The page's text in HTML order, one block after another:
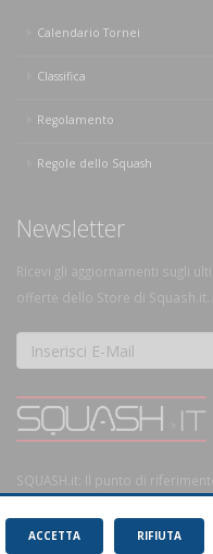
Calendario Tornei
Classifica
Regolamento
Regole dello Squash
Newsletter
Ricevi gli aggiornamenti sugli
offerte dello Store di
SQUASH.it: Il punto di
RIFIUTA
ACCETTA